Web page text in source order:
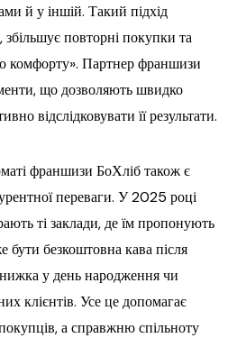
й у іншій. Такий підхід
повторні покупки та
комфорту». Партнер франшизи
що дозволяють швидко
відслідковувати її результати.
франшизи БоХліб також є
переваги. У 2025 році
ті заклади, де їм пропонують
бути безкоштовна кава після
у день народження чи
клієнтів. Усе це допомагає
а справжню спільноту